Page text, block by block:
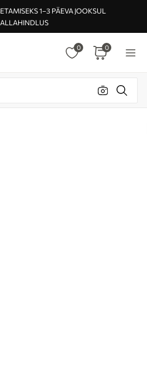
1–3 PÄEVA JOOKSUL
0 0